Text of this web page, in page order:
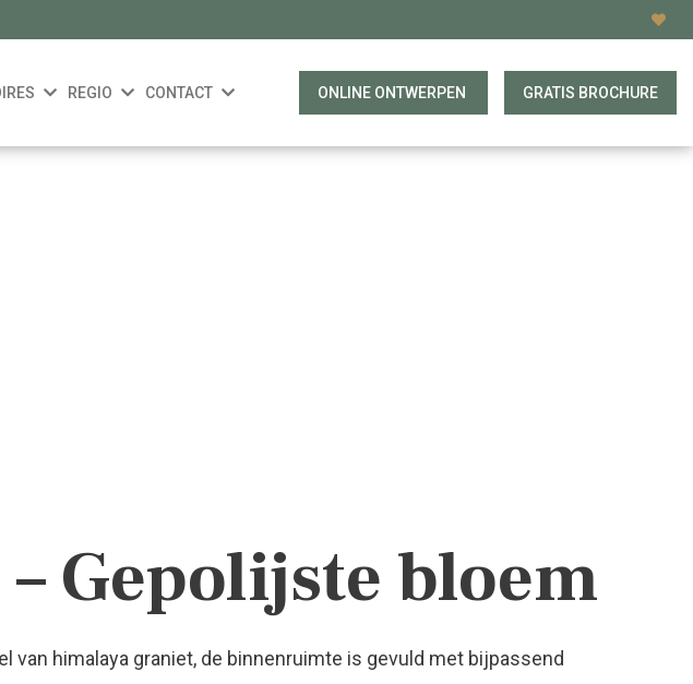
REGIO CONTACT ONLINE ONTWERPEN GRATIS BROCHURE
Gepolijste bloem
van himalaya graniet, de binnenruimte is gevuld met bijpassend